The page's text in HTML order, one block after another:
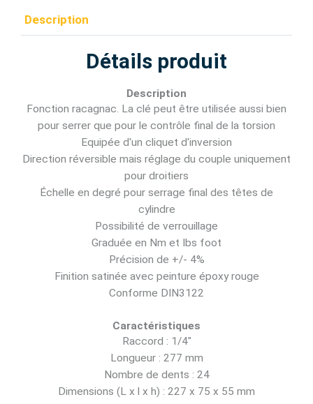
Description
Détails produit
Description
Fonction racagnac. La clé peut être utilisée aussi bien
pour serrer que pour le contrôle final de la torsion
Equipée d'un cliquet d'inversion
Direction réversible mais réglage du couple uniquement
pour droitiers
Échelle en degré pour serrage final des têtes de
cylindre
Possibilité de verrouillage
Graduée en Nm et Ibs foot
Précision de +/- 4%
Finition satinée avec peinture époxy rouge
Conforme DIN3122
Caractéristiques
Raccord : 1/4"
Longueur : 277 mm
Nombre de dents : 24
Dimensions (L x l x h) : 227 x 75 x 55 mm